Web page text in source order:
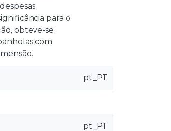
para o
obteve-se
com
pt_PT
pt_PT